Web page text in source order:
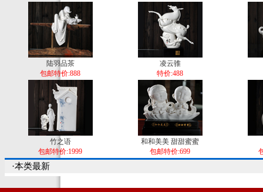
陆羽品茶
包邮特价:888
凌云骓
特价:488
竹之语
包邮特价:1999
和和美美 甜甜蜜蜜
包邮特价:699
·本类最新